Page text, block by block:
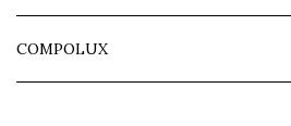
COMPOLUX